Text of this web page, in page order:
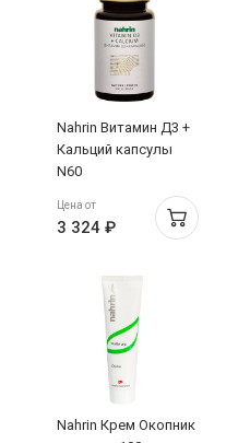
Nahrin Витамин Д3 +
Кальций капсулы
N60
Цена от
3 324 ₽
Nahrin Крем Окопник